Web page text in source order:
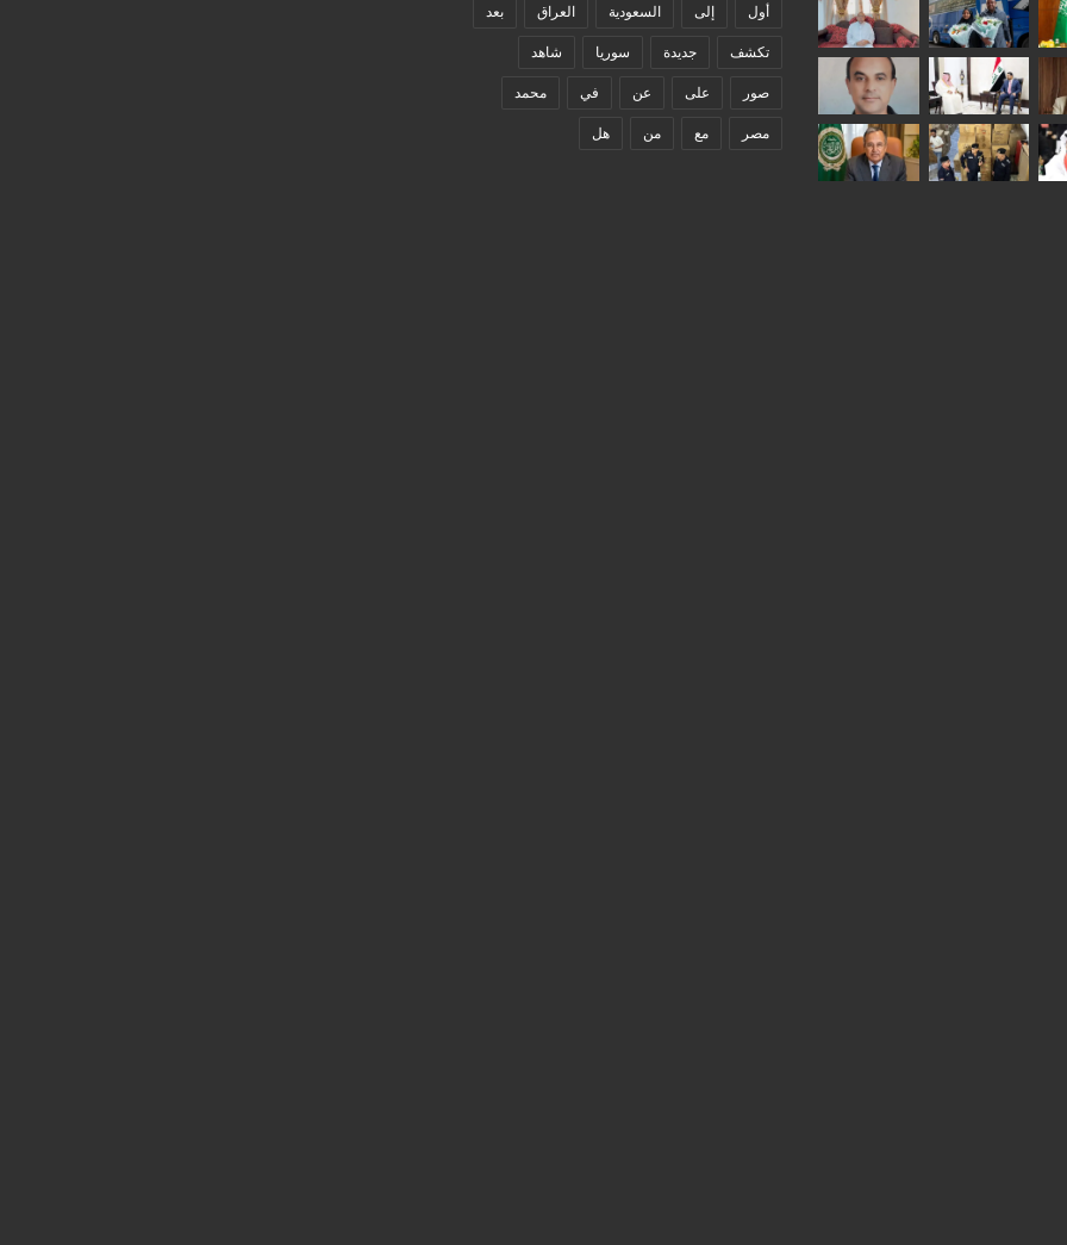
أول إلى السعودية العراق بعد
تكشف جديدة سوريا شاهد
صور على عن في محمد
مصر مع من هل